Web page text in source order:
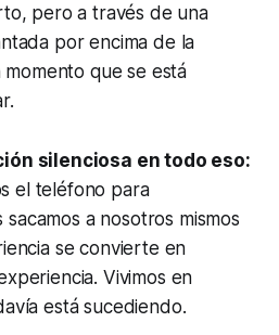
pero a través de una
por encima de la
que se está
silenciosa en todo eso:
el teléfono para
a nosotros mismos
se convierte en
Vivimos en
está sucediendo.